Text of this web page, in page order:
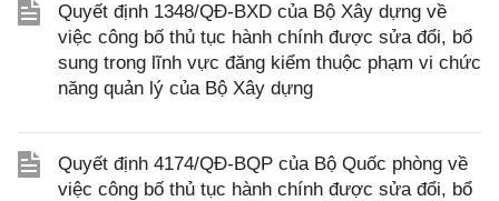
Quyết định 1348/QĐ-BXD của Bộ Xây dựng về
việc công bố thủ tục hành chính được sửa đổi, bổ
sung trong lĩnh vực đăng kiểm thuộc phạm vi chức
năng quản lý của Bộ Xây dựng
Quyết định 4174/QĐ-BQP của Bộ Quốc phòng về
việc công bố thủ tục hành chính được sửa đổi, bổ